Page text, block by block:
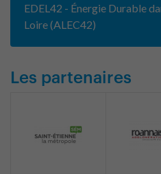
EDEL42 - Énergie Durable
Loire (ALEC42)
Les partenaires